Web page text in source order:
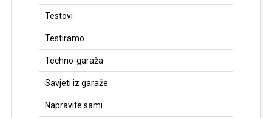
Testovi
Testiramo
Techno-garaža
Savjeti iz garaže
Napravite sami